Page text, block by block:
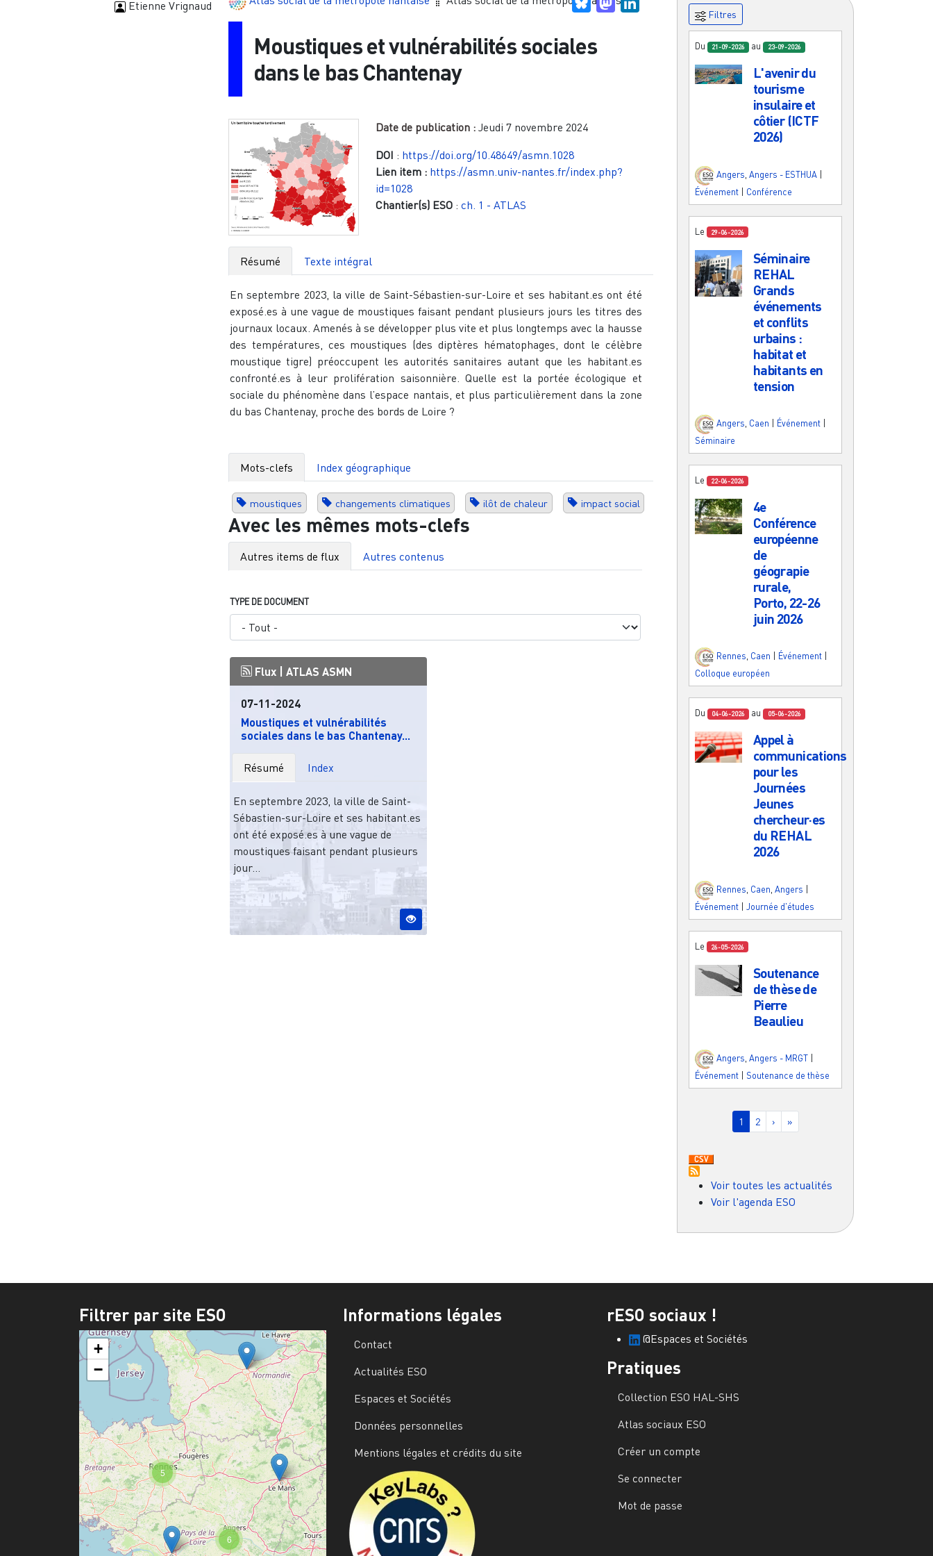
Etienne Vrignaud
Moustiques et vulnérabilités sociales
dans le bas Chantenay
Date de publication :Jeudi 7 novembre 2024
DOI : https://doi.org/10.48649/asmn.1028
Lien item : https://asmn.univ-nantes.fr/index.php?
id=1028
Chantier(s) ESO :ch. 1 - ATLAS
Résumé Texte intégral
En septembre 2023, la ville de Saint-Sébastien-sur-Loire et ses habitant.es ont été
exposé.es à une vague de moustiques faisant pendant plusieurs jours les titres des
journaux locaux. Amenés à se développer plus vite et plus longtemps avec la hausse
des températures, ces moustiques (des diptères hématophages, dont le célèbre
moustique tigre) préoccupent les autorités sanitaires autant que les habitant.es
confronté.es à leur prolifération saisonnière. Quelle est la portée écologique et
sociale du phénomène dans l’espace nantais, et plus particulièrement dans la zone
du bas Chantenay, proche des bords de Loire ?
Mots-clefs Index géographique
moustiques changements climatiques ilôt de chaleur impact social
Avec les mêmes mots-clefs
Autres items de flux Autres contenus
TYPE DE DOCUMENT
Flux | ATLAS ASMN
07-11-2024
Moustiques et vulnérabilités
sociales dans le bas Chantenay...
Résumé Index
En septembre 2023, la ville de Saint-
Sébastien-sur-Loire et ses habitant.es
ont été exposé.es à une vague de
moustiques faisant pendant plusieurs
jour...
Filtres
Du 21-09-2026 au 23-09-2026
L'avenir du
tourisme
insulaire et
côtier (ICTF
2026)
Angers Angers - ESTHUA
Événement | Conférence
Le 29-06-2026
Séminaire
REHAL
Grands
événements
et conflits
urbains :
habitat et
habitants en
tension
Angers Caen Événement
Séminaire
Le 22-06-2026
4e
Conférence
européenne
de
géograpie
rurale,
Porto, 22-26
juin 2026
Rennes, Caen Événement
Colloque européen
Du 04-06-2026 au 05-06-2026
Appel à
communications
pour les
Journées
Jeunes
chercheur·es
du REHAL
2026
Rennes Caen Angers
Événement
Journée d'études
Le 26-05-2026
Soutenance
de thèse de
Pierre
Beaulieu
Angers, Angers - MRGT
Événement
Soutenance de thèse
Pagination
Page courante
1 Page
2 Page suivante
› Dernière page
»
Voir toutes les actualités
Voir l'agenda ESO
Filtrer par site ESO
6
5
+
−
Informations légales
Contact
Actualités ESO
Espaces et Sociétés
Données personnelles
Mentions légales et crédits du site
rESO sociaux !
@Espaces et Sociétés
Pratiques
Collection ESO HAL-SHS
Atlas sociaux ESO
Créer un compte
Se connecter
Mot de passe